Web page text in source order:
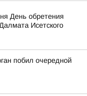
День обретения
Исетского
побил очередной